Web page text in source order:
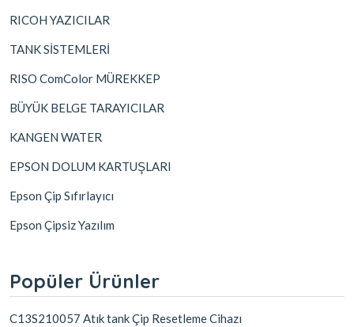
RICOH YAZICILAR
TANK SİSTEMLERİ
RISO ComColor MÜREKKEP
BÜYÜK BELGE TARAYICILAR
KANGEN WATER
EPSON DOLUM KARTUŞLARI
Epson Çip Sıfırlayıcı
Epson Çipsiz Yazılım
Popüler Ürünler
C13S210057 Atık tank Çip Resetleme Cihazı